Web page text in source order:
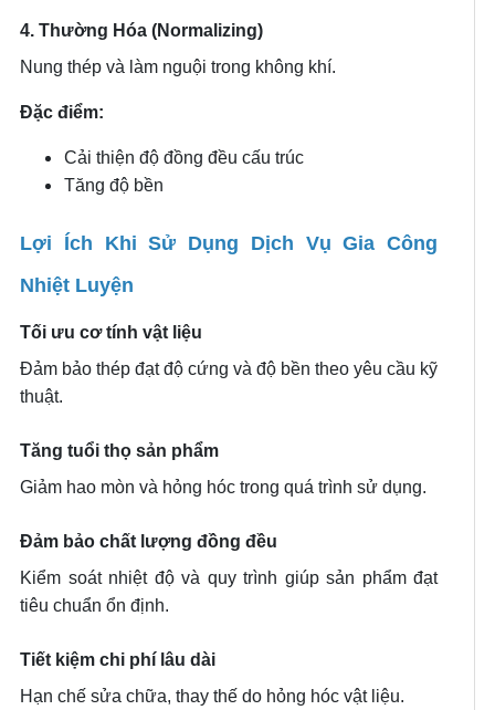
4. Thường Hóa (Normalizing)
Nung thép và làm nguội trong không khí.
Đặc điểm:
Cải thiện độ đồng đều cấu trúc
Tăng độ bền
Lợi Ích Khi Sử Dụng Dịch Vụ Gia Công
Nhiệt Luyện
Tối ưu cơ tính vật liệu
Đảm bảo thép đạt độ cứng và độ bền theo yêu cầu kỹ
thuật.
Tăng tuổi thọ sản phẩm
Giảm hao mòn và hỏng hóc trong quá trình sử dụng.
Đảm bảo chất lượng đồng đều
Kiểm soát nhiệt độ và quy trình giúp sản phẩm đạt
tiêu chuẩn ổn định.
Tiết kiệm chi phí lâu dài
Hạn chế sửa chữa, thay thế do hỏng hóc vật liệu.